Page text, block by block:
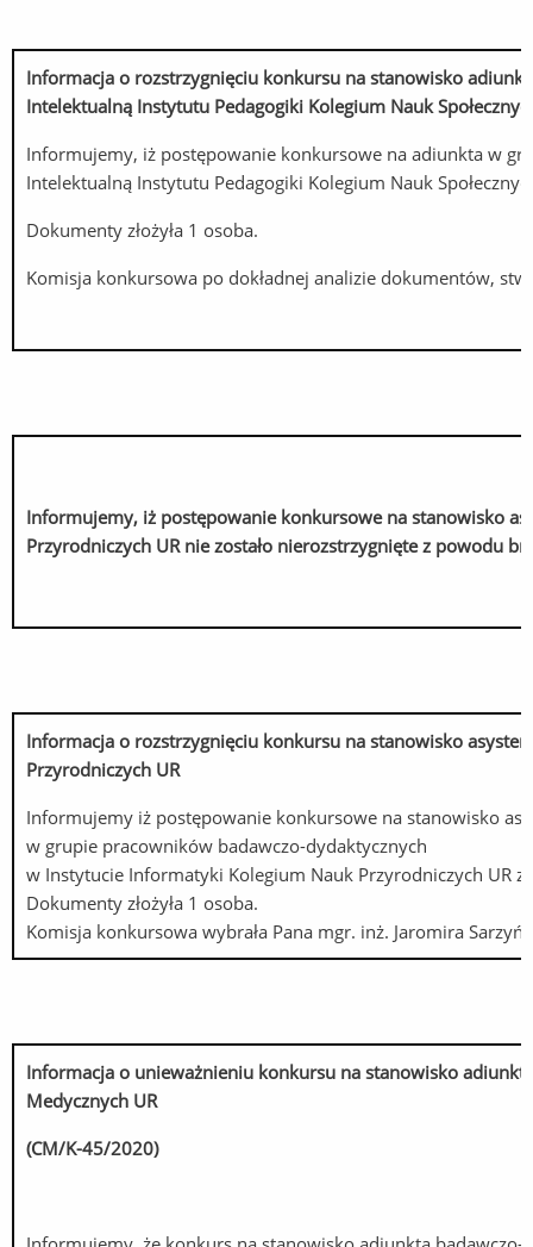
Informacja o rozstrzygnięciu konkursu na stanowisko
Intelektualną Instytutu Pedagogiki Kolegium Nauk
Informujemy, iż postępowanie konkursowe na adiunkta w
Intelektualną Instytutu Pedagogiki Kolegium Nauk
Dokumenty złożyła 1 osoba.
Komisja konkursowa po dokładnej analizie dokumentów,
Informujemy, iż postępowanie konkursowe na stanowisko
Przyrodniczych UR nie zostało nierozstrzygnięte z powodu
Informacja o rozstrzygnięciu konkursu na stanowisko
Przyrodniczych UR
Informujemy iż postępowanie konkursowe na stanowisko
w grupie pracowników badawczo-dydaktycznych
w Instytucie Informatyki Kolegium Nauk Przyrodniczych UR
Dokumenty złożyła 1 osoba.
Komisja konkursowa wybrała Pana mgr. inż. Jaromira
Informacja o unieważnieniu konkursu na stanowisko
Medycznych UR
(CM/K-45/2020)